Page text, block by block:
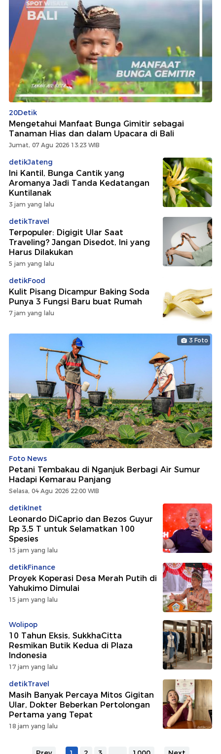
20Detik
Mengetahui Manfaat Bunga Gimitir sebagai
Tanaman Hias dan dalam Upacara di Bali
Jumat, 07 Agu 2026 13:23 WIB
detikJateng
Ini Kantil, Bunga Cantik yang
Aromanya Jadi Tanda Kedatangan
Kuntilanak
3 jam yang lalu
detikTravel
Terpopuler: Digigit Ular Saat
Traveling? Jangan Disedot, Ini yang
Harus Dilakukan
5 jam yang lalu
detikFood
Kulit Pisang Dicampur Baking Soda
Punya 3 Fungsi Baru buat Rumah
7 jam yang lalu
3 Foto
Foto News
Petani Tembakau di Nganjuk Berbagi Air Sumur
Hadapi Kemarau Panjang
Selasa, 04 Agu 2026 22:00 WIB
detikInet
Leonardo DiCaprio dan Bezos Guyur
Rp 3,5 T untuk Selamatkan 100
Spesies
15 jam yang lalu
detikFinance
Proyek Koperasi Desa Merah Putih di
Yahukimo Dimulai
15 jam yang lalu
Wolipop
10 Tahun Eksis, SukkhaCitta
Resmikan Butik Kedua di Plaza
Indonesia
17 jam yang lalu
detikTravel
Masih Banyak Percaya Mitos Gigitan
Ular, Dokter Beberkan Pertolongan
Pertama yang Tepat
18 jam yang lalu